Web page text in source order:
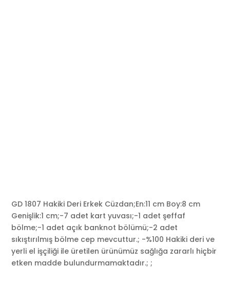
GD 1807 Hakiki Deri Erkek Cüzdan;En:11 cm Boy:8 cm
Genişlik:1 cm;-7 adet kart yuvası;-1 adet şeffaf
bölme;-1 adet açık banknot bölümü;-2 adet
sıkıştırılmış bölme cep mevcuttur.; -%100 Hakiki deri ve
yerli el işçiliği ile üretilen ürünümüz sağlığa zararlı hiçbir
etken madde bulundurmamaktadır.; ;